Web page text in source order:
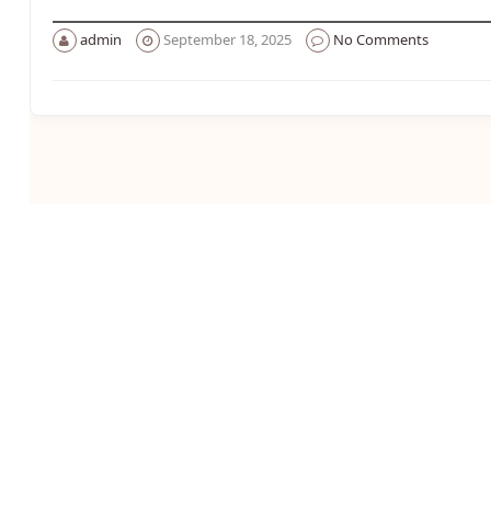
admin September 18, 2025 No Comments